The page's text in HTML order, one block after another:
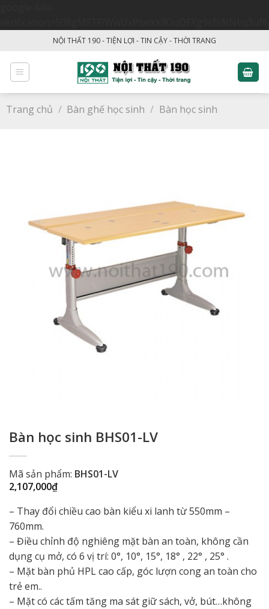
content
NỘI THẤT 190 - TIỆN LỢI - TIN CẬY - THỜI TRANG
Trang chủ / Bàn ghế học sinh / Bàn học sinh
Bàn học sinh BHS01-LV
Mã sản phẩm: BHS01-LV
2,107,000₫
– Thay đổi chiều cao bàn kiểu xi lanh từ 550mm –
760mm.
– Điều chỉnh độ nghiêng mặt bàn an toàn, không cần
dụng cụ mở, có 6 vị trí: 0°, 10°, 15°, 18° , 22° , 25° .
– Mặt bàn phủ HPL cao cấp, góc lượn cong an toàn cho
trẻ em..
– Mặt có các tấm tăng ma sát giữ sách, vở, bút…không